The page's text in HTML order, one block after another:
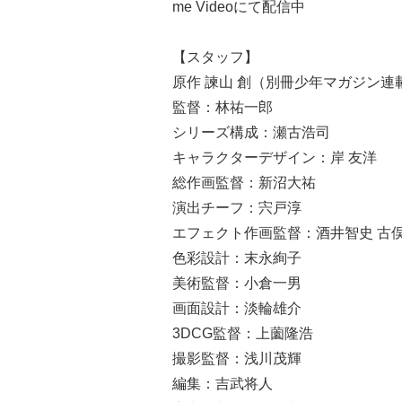
me Videoにて配信中
【スタッフ】
原作 諫山 創（別冊少年マガジン連
監督：林祐一郎
シリーズ構成：瀬古浩司
キャラクターデザイン：岸 友洋
総作画監督：新沼大祐
演出チーフ：宍戸淳
エフェクト作画監督：酒井智史 古
色彩設計：末永絢子
美術監督：小倉一男
画面設計：淡輪雄介
3DCG監督：上薗隆浩
撮影監督：浅川茂輝
編集：吉武将人